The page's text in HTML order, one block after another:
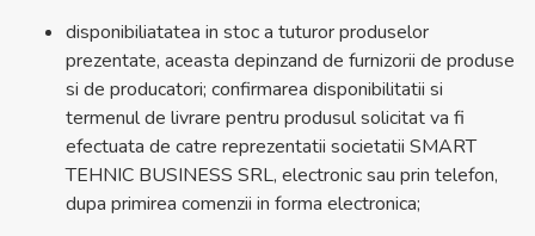
disponibiliatatea in stoc a tuturor produselor
prezentate, aceasta depinzand de furnizorii de produse
si de producatori; confirmarea disponibilitatii si
termenul de livrare pentru produsul solicitat va fi
efectuata de catre reprezentatii societatii SMART
TEHNIC BUSINESS SRL, electronic sau prin telefon,
dupa primirea comenzii in forma electronica;